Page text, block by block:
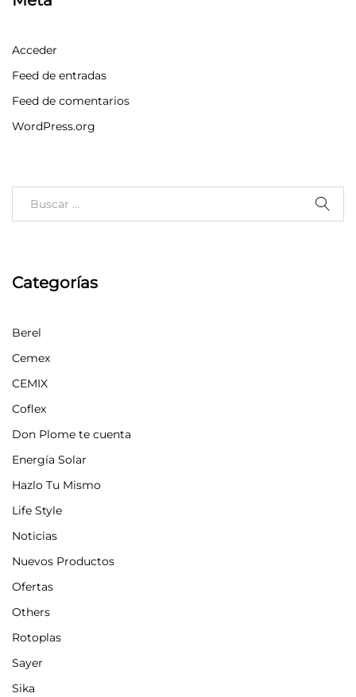
Acceder
Feed de entradas
Feed de comentarios
WordPress.org
Categorías
Berel
Cemex
CEMIX
Coflex
Don Plome te cuenta
Energía Solar
Hazlo Tu Mismo
Life Style
Noticias
Nuevos Productos
Ofertas
Others
Rotoplas
Sayer
Sika